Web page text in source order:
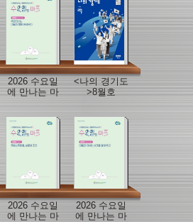
2026 수요일
에 만나는 마
호)
<나의 경기도
>8월호
2026 수요일
에 만나는 마
2026 수요일
에 만나는 마